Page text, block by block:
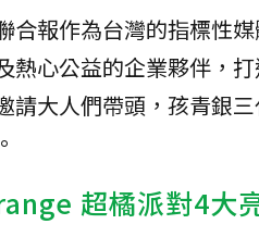
合報作為台灣的指標性
熱心公益的企業夥伴，
請大人們帶頭，孩青銀
超橘派對4大